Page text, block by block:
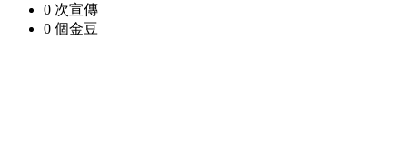
0 次宣傳
0 個金豆